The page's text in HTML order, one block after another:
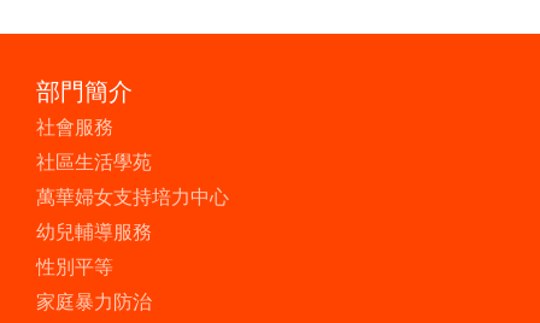
部門簡介
社會服務
社區生活學苑
萬華婦女支持培力中心
幼兒輔導服務
性別平等
家庭暴力防治